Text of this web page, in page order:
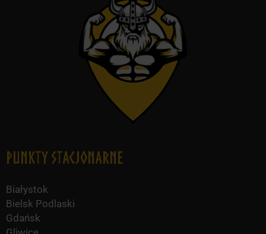
Punkty Stacjonarne
Białystok
Bielsk Podlaski
Gdańsk